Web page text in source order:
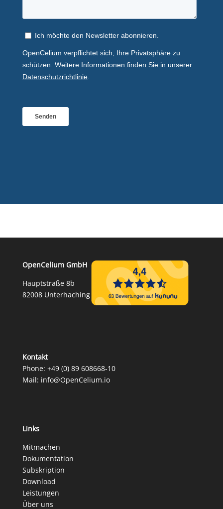
OpenCelium GmbH
Hauptstraße 8b
82008 Unterhaching
Kontakt
Phone: +49 (0) 89 608668‑10
Mail: info@OpenCelium.io
Links
Mitmachen
Dokumentation
Subskription
Download
Leistungen
Über uns